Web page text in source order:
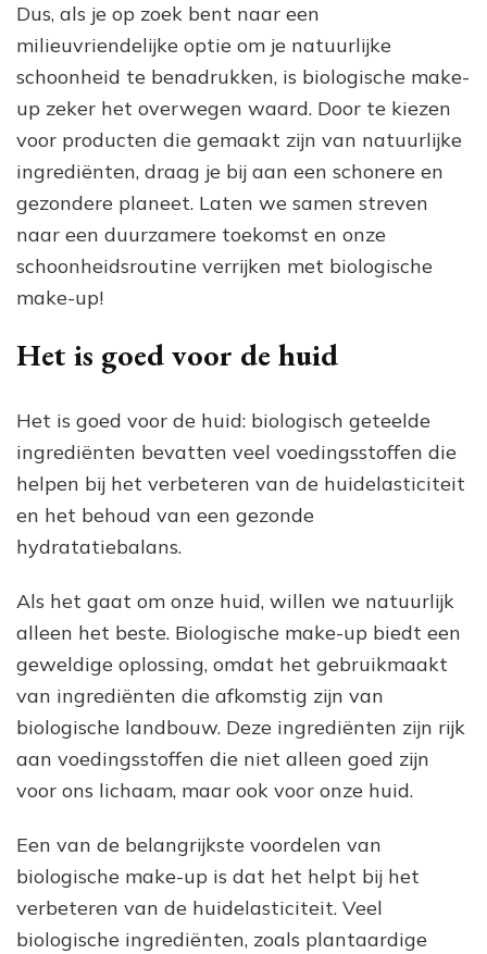
Dus, als je op zoek bent naar een
milieuvriendelijke optie om je natuurlijke
schoonheid te benadrukken, is biologische make-
up zeker het overwegen waard. Door te kiezen
voor producten die gemaakt zijn van natuurlijke
ingrediënten, draag je bij aan een schonere en
gezondere planeet. Laten we samen streven
naar een duurzamere toekomst en onze
schoonheidsroutine verrijken met biologische
make-up!
Het is goed voor de huid
Het is goed voor de huid: biologisch geteelde
ingrediënten bevatten veel voedingsstoffen die
helpen bij het verbeteren van de huidelasticiteit
en het behoud van een gezonde
hydratatiebalans.
Als het gaat om onze huid, willen we natuurlijk
alleen het beste. Biologische make-up biedt een
geweldige oplossing, omdat het gebruikmaakt
van ingrediënten die afkomstig zijn van
biologische landbouw. Deze ingrediënten zijn rijk
aan voedingsstoffen die niet alleen goed zijn
voor ons lichaam, maar ook voor onze huid.
Een van de belangrijkste voordelen van
biologische make-up is dat het helpt bij het
verbeteren van de huidelasticiteit. Veel
biologische ingrediënten, zoals plantaardige